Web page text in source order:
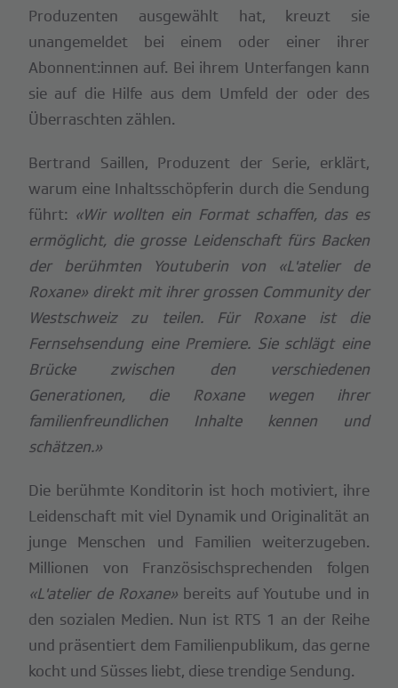
Produzenten ausgewählt hat, kreuzt sie
unangemeldet bei einem oder einer ihrer
Abonnent:innen auf. Bei ihrem Unterfangen kann
sie auf die Hilfe aus dem Umfeld der oder des
Überraschten zählen.
Bertrand Saillen, Produzent der Serie, erklärt,
warum eine Inhaltsschöpferin durch die Sendung
führt: «Wir wollten ein Format schaffen, das es
ermöglicht, die grosse Leidenschaft fürs Backen
der berühmten Youtuberin von «L'atelier de
Roxane» direkt mit ihrer grossen Community der
Westschweiz zu teilen. Für Roxane ist die
Fernsehsendung eine Premiere. Sie schlägt eine
Brücke zwischen den verschiedenen
Generationen, die Roxane wegen ihrer
familienfreundlichen Inhalte kennen und
schätzen.»
Die berühmte Konditorin ist hoch motiviert, ihre
Leidenschaft mit viel Dynamik und Originalität an
junge Menschen und Familien weiterzugeben.
Millionen von Französischsprechenden folgen
«L'atelier de Roxane» bereits auf Youtube und in
den sozialen Medien. Nun ist RTS 1 an der Reihe
und präsentiert dem Familienpublikum, das gerne
kocht und Süsses liebt, diese trendige Sendung.